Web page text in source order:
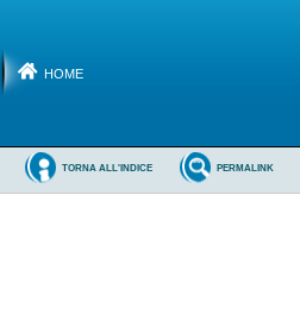
HOME
PERMALINK
TORNA ALL'INDICE